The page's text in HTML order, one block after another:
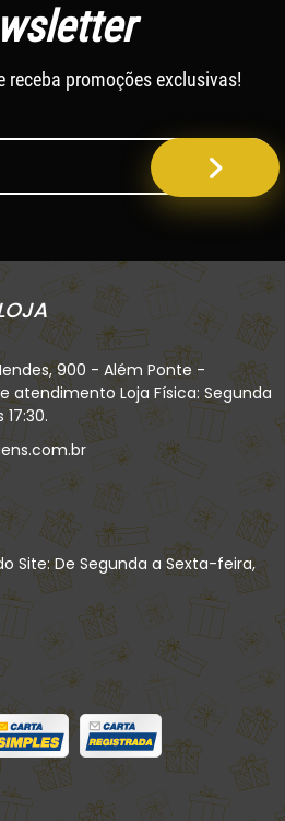
receba promoções exclusivas!
900 - Além Ponte -
atendimento Loja Física: Segunda
Site: De Segunda a Sexta-feira,